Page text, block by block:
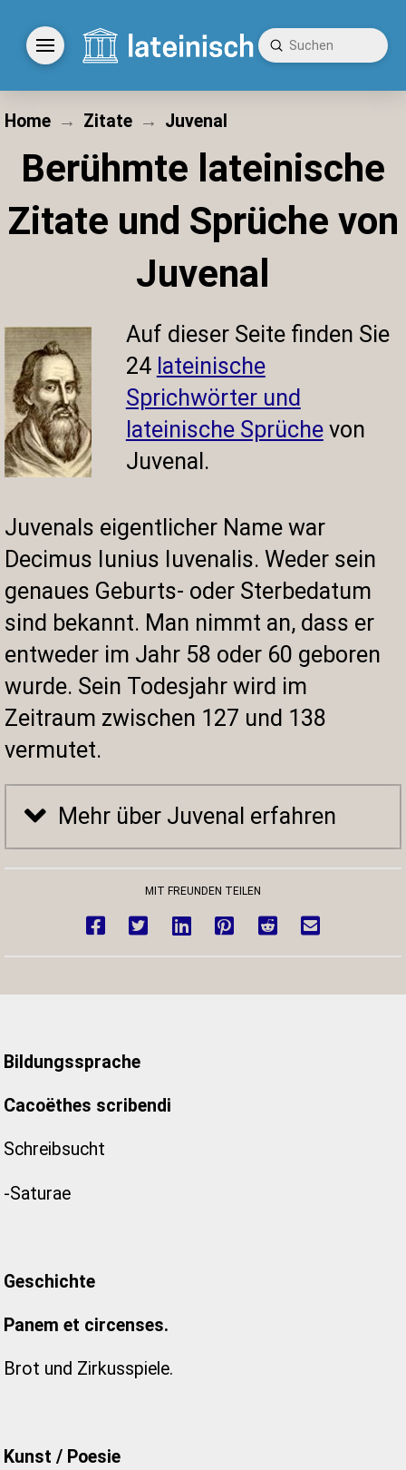
Search
Submit
Home → Zitate → Juvenal
Berühmte lateinische
Zitate und Sprüche von
Juvenal
Auf dieser Seite finden Sie
24 lateinische
Sprichwörter und
lateinische Sprüchevon
Juvenal.
Juvenals eigentlicher Name war
Decimus Iunius Iuvenalis. Weder sein
genaues Geburts- oder Sterbedatum
sind bekannt. Man nimmt an, dass er
entweder im Jahr 58 oder 60 geboren
wurde. Sein Todesjahr wird im
Zeitraum zwischen 127 und 138
vermutet.
Mehr über Juvenal erfahren
MIT FREUNDEN TEILEN
Bildungssprache
Cacoëthes scribendi
Schreibsucht
-Saturae
Geschichte
Panem et circenses.
Brot und Zirkusspiele.
Kunst / Poesie